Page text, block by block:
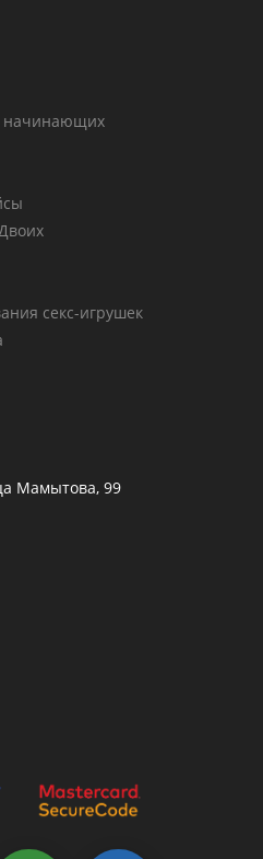
начинающих
секс-игрушек
Мамытова, 99